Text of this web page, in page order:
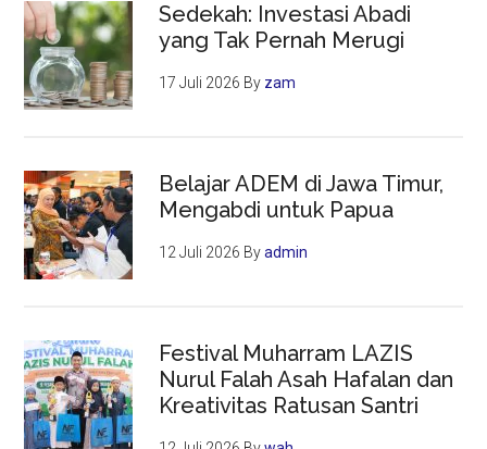
Sedekah: Investasi Abadi
yang Tak Pernah Merugi
17 Juli 2026 By zam
Belajar ADEM di Jawa Timur,
Mengabdi untuk Papua
12 Juli 2026 Byadmin
Festival Muharram LAZIS
Nurul Falah Asah Hafalan dan
Kreativitas Ratusan Santri